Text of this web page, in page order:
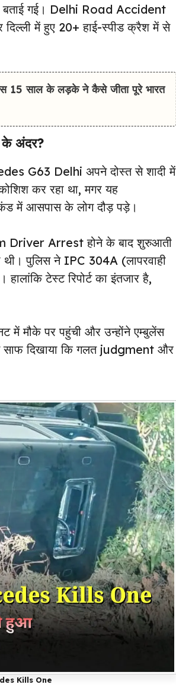
बताई गई। Delhi Road Accident
दिल्ली में हुए 20+ हाई-स्पीड क्रैश में से
साल के लड़के ने कैसे जीता पूरे भारत
के अंदर?
G63 Delhi अपने दोस्त से शादी में
कर रहा था, मगर यह
में आसपास के लोग दौड़ पड़े।
Driver Arrest होने के बाद शुरुआती
थी। पुलिस ने IPC 304A (लापरवाही
टेस्ट रिपोर्ट का इंतजार है,
में मौके पर पहुंची और उन्होंने एम्बुलेंस
दिखाया कि गलत judgment और
Kills One